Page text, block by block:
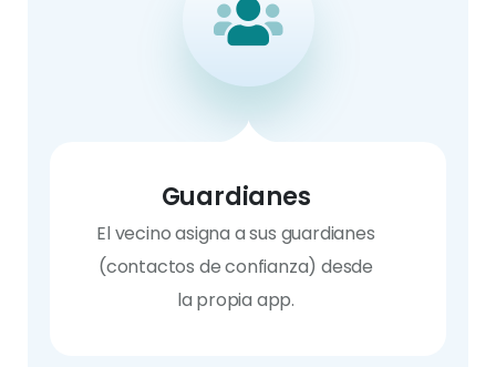
Guardianes
El vecino asigna a sus guardianes
(contactos de confianza) desde
la propia app.